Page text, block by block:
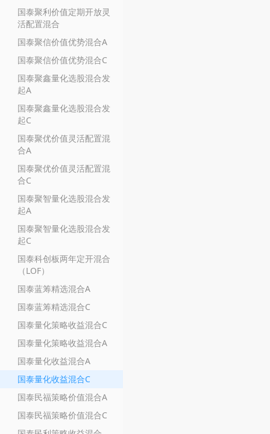
国泰聚利价值定期开放灵
活配置混合
国泰聚信价值优势混合A
国泰聚信价值优势混合C
国泰聚鑫量化选股混合发
起A
国泰聚鑫量化选股混合发
起C
国泰聚优价值灵活配置混
合A
国泰聚优价值灵活配置混
合C
国泰聚智量化选股混合发
起A
国泰聚智量化选股混合发
起C
国泰科创板两年定开混合
（LOF）
国泰蓝筹精选混合A
国泰蓝筹精选混合C
国泰量化策略收益混合C
国泰量化策略收益混合A
国泰量化收益混合A
国泰量化收益混合C
国泰民福策略价值混合A
国泰民福策略价值混合C